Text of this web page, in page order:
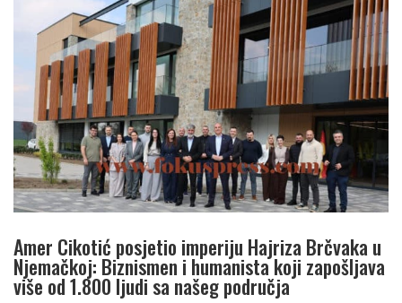
Amer Cikotić posjetio imperiju Hajriza Brčvaka u
Njemačkoj: Biznismen i humanista koji zapošljava
više od 1.800 ljudi sa našeg područja